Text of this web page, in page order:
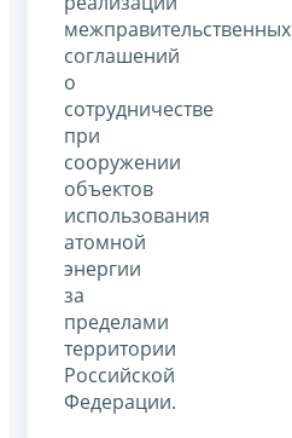
межправительственных
соглашений
о
сотрудничестве
при
сооружении
объектов
использования
атомной
энергии
за
пределами
территории
Российской
Федерации.